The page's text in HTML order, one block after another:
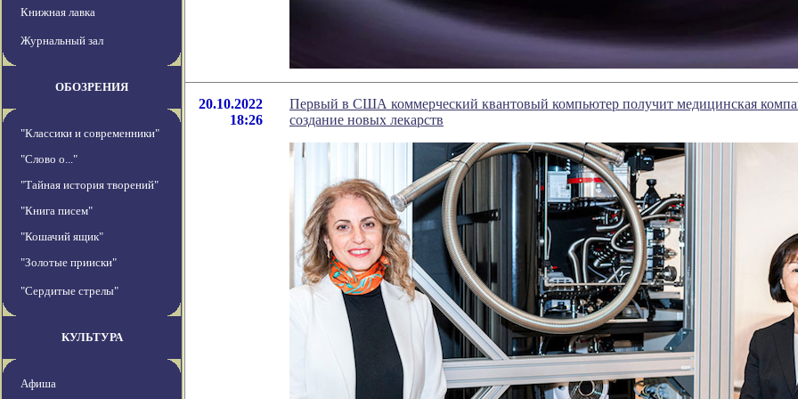
Книжная лавка
Журнальный зал
ОБОЗРЕНИЯ
"Классики и современники"
"Слово о..."
"Тайная история творений"
"Книга писем"
"Кошачий ящик"
"Золотые прииски"
"Сердитые стрелы"
КУЛЬТУРА
Афиша
20.10.2022
18:26
Первый в США коммерческий квантовый компьютер получит медицинская
создание новых лекарств